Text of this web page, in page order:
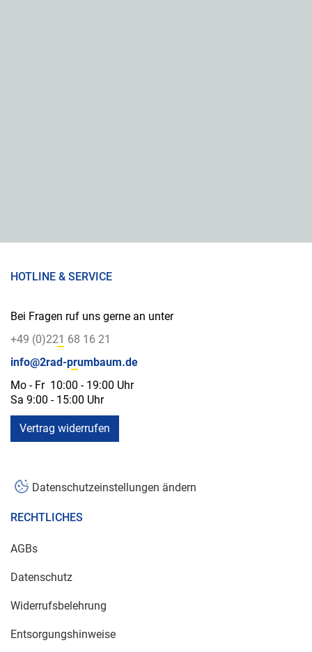
HOTLINE & SERVICE
Bei Fragen ruf uns gerne an unter
+49 (0)221 68 16 21
info@2rad-prumbaum.de
Mo - Fr 10:00 - 19:00 Uhr
Sa 9:00 - 15:00 Uhr
Vertrag widerrufen
Datenschutzeinstellungen ändern
RECHTLICHES
AGBs
Datenschutz
Widerrufsbelehrung
Entsorgungshinweise